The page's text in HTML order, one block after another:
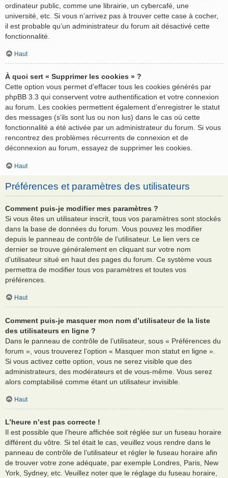
ordinateur public, comme une librairie, un cybercafé, une
université, etc. Si vous n’arrivez pas à trouver cette case à cocher,
il est probable qu’un administrateur du forum ait désactivé cette
fonctionnalité.
Haut
À quoi sert « Supprimer les cookies » ?
Cette option vous permet d’effacer tous les cookies générés par
phpBB 3.3 qui conservent votre authentification et votre connexion
au forum. Les cookies permettent également d’enregistrer le statut
des messages (s’ils sont lus ou non lus) dans le cas où cette
fonctionnalité a été activée par un administrateur du forum. Si vous
rencontrez des problèmes récurrents de connexion et de
déconnexion au forum, essayez de supprimer les cookies.
Haut
Préférences et paramètres des utilisateurs
Comment puis-je modifier mes paramètres ?
Si vous êtes un utilisateur inscrit, tous vos paramètres sont stockés
dans la base de données du forum. Vous pouvez les modifier
depuis le panneau de contrôle de l’utilisateur. Le lien vers ce
dernier se trouve généralement en cliquant sur votre nom
d’utilisateur situé en haut des pages du forum. Ce système vous
permettra de modifier tous vos paramètres et toutes vos
préférences.
Haut
Comment puis-je masquer mon nom d’utilisateur de la liste
des utilisateurs en ligne ?
Dans le panneau de contrôle de l’utilisateur, sous « Préférences du
forum », vous trouverez l’option « Masquer mon statut en ligne ».
Si vous activez cette option, vous ne serez visible que des
administrateurs, des modérateurs et de vous-même. Vous serez
alors comptabilisé comme étant un utilisateur invisible.
Haut
L’heure n’est pas correcte !
Il est possible que l’heure affichée soit réglée sur un fuseau horaire
différent du vôtre. Si tel était le cas, veuillez vous rendre dans le
panneau de contrôle de l’utilisateur et régler le fuseau horaire afin
de trouver votre zone adéquate, par exemple Londres, Paris, New
York, Sydney, etc. Veuillez noter que le réglage du fuseau horaire,